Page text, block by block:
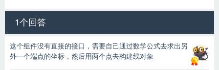
1个回答
这个组件没有直接的接口，需要自己通过数学公式去求出另
外一个端点的坐标，然后用两个点去构建线对象